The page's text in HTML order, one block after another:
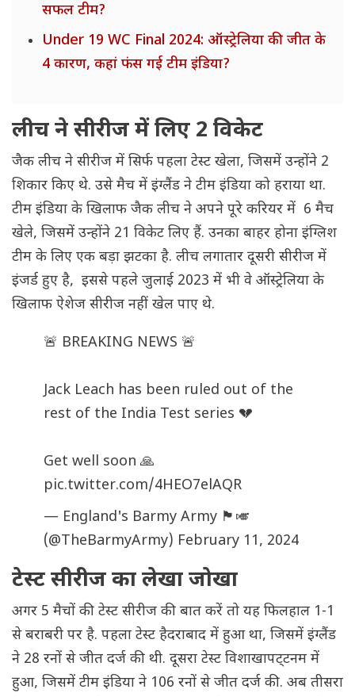
सफल टीम?
Under 19 WC Final 2024: ऑस्ट्रेलिया की जीत के
4 कारण, कहां फंस गई टीम इंडिया?
लीच ने सीरीज में लिए 2 विकेट
जैक लीच ने सीरीज में सिर्फ पहला टेस्ट खेला, जिसमें उन्होंने 2
शिकार किए थे. उसे मैच में इंग्लैंड ने टीम इंडिया को हराया था.
टीम इंडिया के खिलाफ जैक लीच ने अपने पूरे करियर में 6 मैच
खेले, जिसमें उन्होंने 21 विकेट लिए हैं. उनका बाहर होना इंग्लिश
टीम के लिए एक बड़ा झटका है. लीच लगातार दूसरी सीरीज में
इंजर्ड हुए है, इससे पहले जुलाई 2023 में भी वे ऑस्ट्रेलिया के
खिलाफ ऐशेज सीरीज नहीं खेल पाए थे.
🚨 BREAKING NEWS 🚨
Jack Leach has been ruled out of the
rest of the India Test series 💔
Get well soon 🙏
pic.twitter.com/4HEO7elAQR
— England's Barmy Army 🏴󠁧󠁢󠁥󠁮󠁧󠁿🎺
(@TheBarmyArmy) February 11, 2024
टेस्ट सीरीज का लेखा जोखा
अगर 5 मैचों की टेस्ट सीरीज की बात करें तो यह फिलहाल 1-1
से बराबरी पर है. पहला टेस्ट हैदराबाद में हुआ था, जिसमें इंग्लैंड
ने 28 रनों से जीत दर्ज की थी. दूसरा टेस्ट विशाखापट्‌टनम में
हुआ, जिसमें टीम इंडिया ने 106 रनों से जीत दर्ज की. अब तीसरा